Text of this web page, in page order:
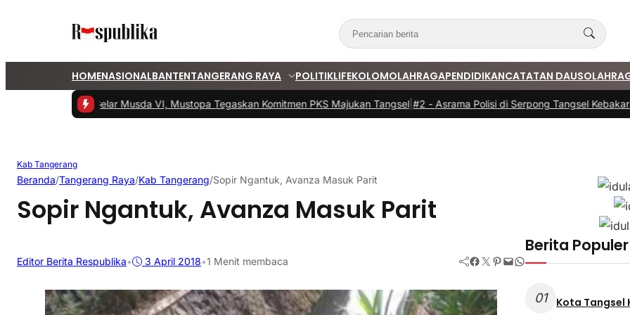
HOMENASIONALBANTENTANGERANG RAYA POLITIKLIFEKOLOMOLAHRAGAPENDIDIKANCATATAN DAUS
PKS Tangsel Gelar Musda VI, Mustopa Tegaskan Komitmen PKS Majukan Tangsel|#2 -Asrama Polisi di Serpong Tangsel
Kab Tangerang
Beranda/Tangerang Raya/Kab Tangerang/Sopir Ngantuk, Avanza Masuk Parit
Sopir Ngantuk, Avanza Masuk Parit
Editor Berita Respublika• 3 April 2018•1 Menit membaca Facebook Twitter Pinterest Mail WhatsApp
Berita Populer
01 Kota Tangsel